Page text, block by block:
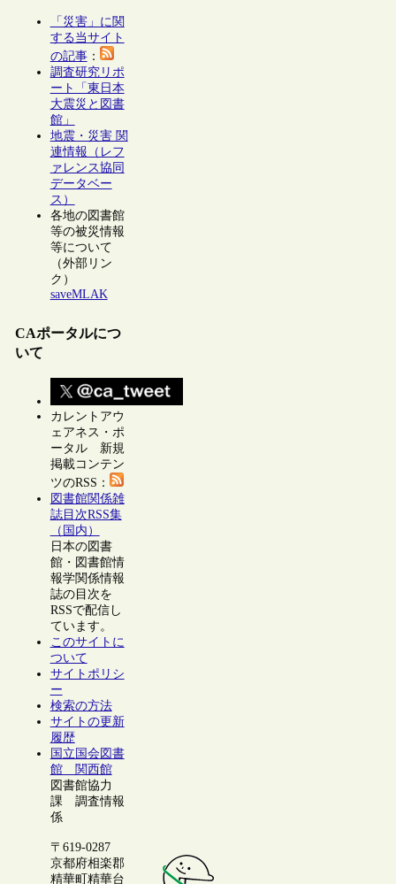
「災害」に関
する当サイト
の記事：
調査研究リポ
ート「東日本
大震災と図書
館」
地震・災害 関
連情報（レフ
ァレンス協同
データベー
ス）
各地の図書館
等の被災情報
等について
（外部リン
ク）
saveMLAK
CAポータルにつ
いて
カレントアウ
ェアネス・ポ
ータル 新規
掲載コンテン
ツのRSS：
図書館関係雑
誌目次RSS集
（国内）
日本の図書
館・図書館情
報学関係情報
誌の目次を
RSSで配信し
ています。
このサイトに
ついて
サイトポリシ
ー
検索の方法
サイトの更新
履歴
国立国会図書
館 関西館
図書館協力
課 調査情報
係
〒619-0287
京都府相楽郡
精華町精華台